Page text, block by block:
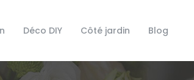
Déco DIY Côté jardin Blog